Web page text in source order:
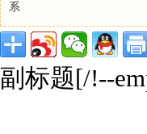
系
副标题[/!--